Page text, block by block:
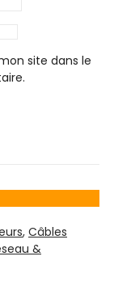
site dans le
, Câbles
&